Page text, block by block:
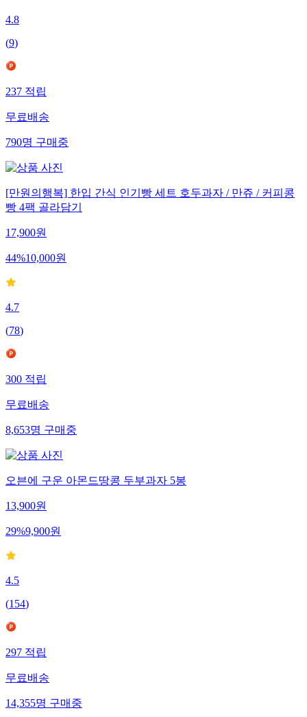
4.8
(9)
237 적립
무료배송
790명 구매중
[만원의행복] 한입 간식 인기빵 세트 호두과자 / 만쥬 / 커피콩
빵 4팩 골라담기
17,900원
44%10,000원
4.7
(78)
300 적립
무료배송
8,653명 구매중
오븐에 구운 아몬드땅콩 두부과자 5봉
13,900원
29%9,900원
4.5
(154)
297 적립
무료배송
14,355명 구매중